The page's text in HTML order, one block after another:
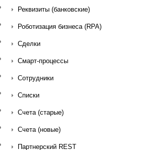
Реквизиты (банковские)
Роботизация бизнеса (RPA)
Сделки
Смарт-процессы
Сотрудники
Списки
Счета (старые)
Счета (новые)
Партнерский REST